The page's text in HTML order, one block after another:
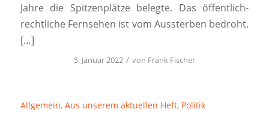
Jahre die Spitzenplätze belegte. Das öffentlich-
rechtliche Fernsehen ist vom Aussterben bedroht.
[…]
5. Januar 2022 / von Frank Fischer
Allgemein, Aus unserem aktuellen Heft, Politik